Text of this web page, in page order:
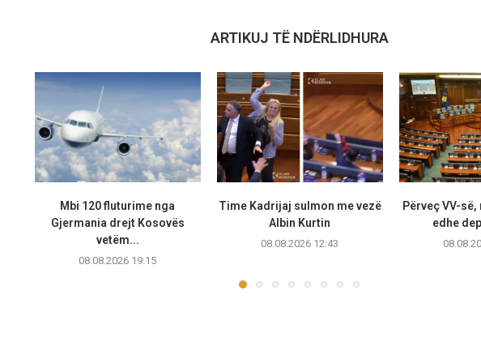
ARTIKUJ TË NDËRLIDHURA
Mbi 120 fluturime nga
Gjermania drejt Kosovës
vetëm...
08.08.2026 19:15
Time Kadrijaj sulmon me vezë
Albin Kurtin
08.08.2026 12:43
Përveç VV-së,
edhe